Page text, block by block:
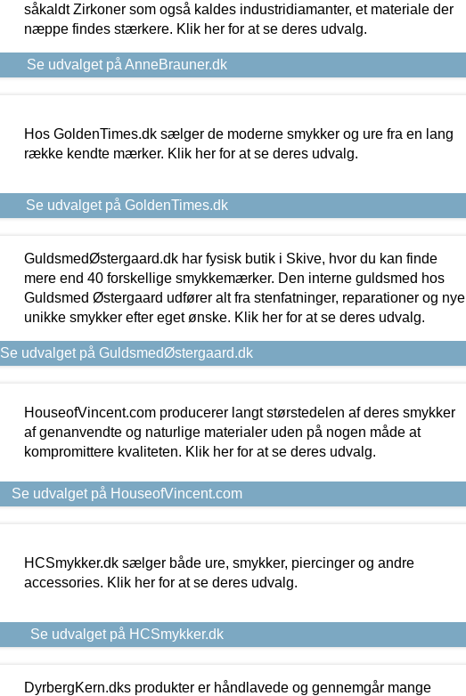
såkaldt Zirkoner som også kaldes industridiamanter, et materiale der
næppe findes stærkere. Klik her for at se deres udvalg.
Se udvalget på AnneBrauner.dk
Hos GoldenTimes.dk sælger de moderne smykker og ure fra en lang
række kendte mærker. Klik her for at se deres udvalg.
Se udvalget på GoldenTimes.dk
GuldsmedØstergaard.dk har fysisk butik i Skive, hvor du kan finde
mere end 40 forskellige smykkemærker. Den interne guldsmed hos
Guldsmed Østergaard udfører alt fra stenfatninger, reparationer og nye
unikke smykker efter eget ønske. Klik her for at se deres udvalg.
Se udvalget på GuldsmedØstergaard.dk
HouseofVincent.com producerer langt størstedelen af deres smykker
af genanvendte og naturlige materialer uden på nogen måde at
kompromittere kvaliteten. Klik her for at se deres udvalg.
Se udvalget på HouseofVincent.com
HCSmykker.dk sælger både ure, smykker, piercinger og andre
accessories. Klik her for at se deres udvalg.
Se udvalget på HCSmykker.dk
DyrbergKern.dks produkter er håndlavede og gennemgår mange